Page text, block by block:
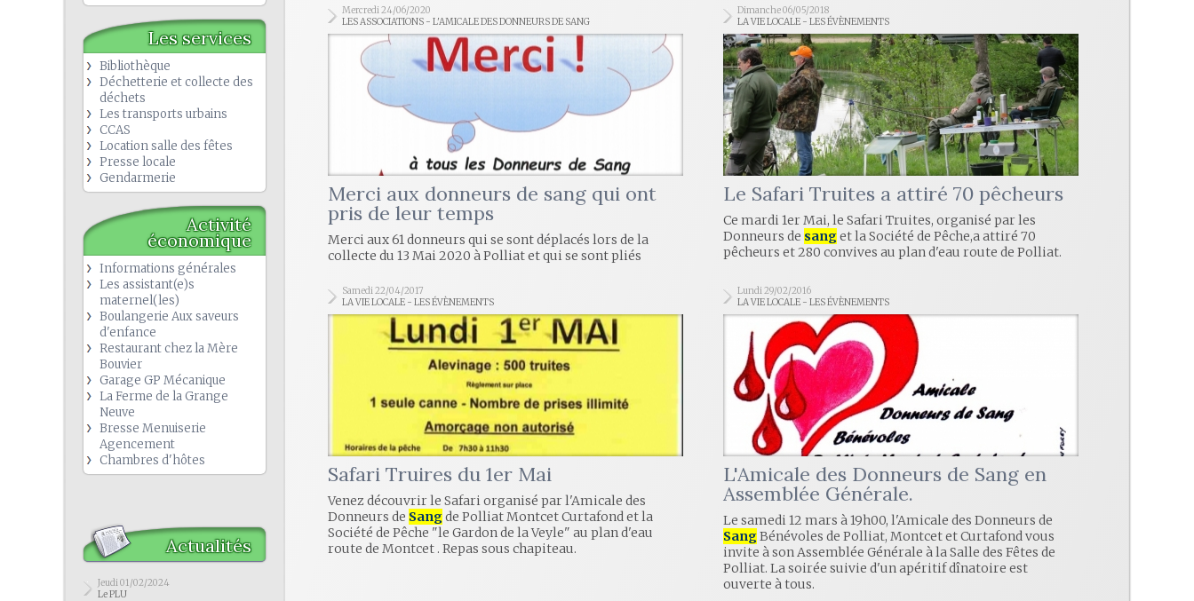
Les services
Bibliothèque
Déchetterie et collecte des
déchets
Les transports urbains
CCAS
Location salle des fêtes
Presse locale
Gendarmerie
Activité
économique
Informations générales
Les assistant(e)s
maternel(les)
Boulangerie Aux saveurs
d'enfance
Restaurant chez la Mère
Bouvier
Garage GP Mécanique
La Ferme de la Grange
Neuve
Bresse Menuiserie
Agencement
Chambres d'hôtes
Actualités
Jeudi 01/02/2024
Le PLU
Mercredi 24/06/2020
LES ASSOCIATIONS - L'AMICALE DES DONNEURS DE SANG
Merci aux donneurs de sang qui ont
pris de leur temps
Merci aux 61 donneurs qui se sont déplacés lors de la
collecte du 13 Mai 2020 à Polliat et qui se sont pliés
Dimanche 06/05/2018
LA VIE LOCALE - LES ÉVÈNEMENTS
Le Safari Truites a attiré 70 pêcheurs
Ce mardi 1er Mai, le Safari Truites, organisé par les
Donneurs de sanget la Société de Pêche,a attiré 70
pêcheurs et 280 convives au plan d'eau route de Polliat.
Samedi 22/04/2017
LA VIE LOCALE - LES ÉVÈNEMENTS
Safari Truires du 1er Mai
Venez découvrir le Safari organisé par l'Amicale des
Donneurs de Sangde Polliat Montcet Curtafond et la
Société de Pêche "le Gardon de la Veyle" au plan d'eau
route de Montcet . Repas sous chapiteau.
Lundi 29/02/2016
LA VIE LOCALE - LES ÉVÈNEMENTS
L'Amicale des Donneurs de Sang en
Assemblée Générale.
Le samedi 12 mars à 19h00, l'Amicale des Donneurs de
SangBénévoles de Polliat, Montcet et Curtafond vous
invite à son Assemblée Générale à la Salle des Fêtes de
Polliat. La soirée suivie d'un apéritif dînatoire est
ouverte à tous.